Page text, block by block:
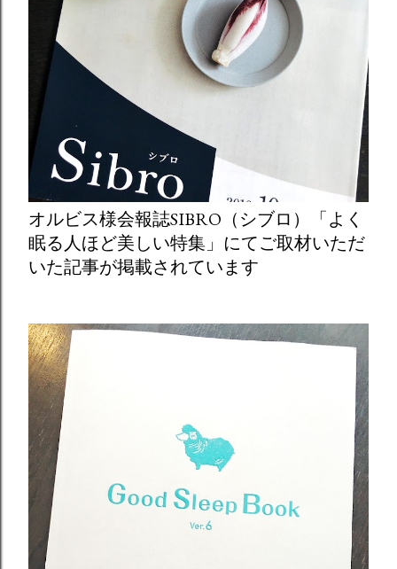
オルビス様会報誌SIBRO（シブロ）「よく
眠る人ほど美しい特集」にてご取材いただ
いた記事が掲載されています